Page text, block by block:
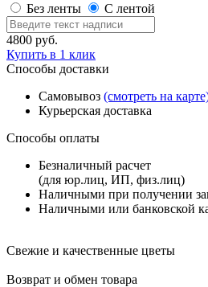
Без ленты
С лентой
4800 руб.
Купить в 1 клик
Способы доставки
Самовывоз (смотреть на
Курьерская доставка
Способы оплаты
Безналичный расчет
(для юр.лиц, ИП, физ.лиц)
Наличными при получении
Наличными или банковской
Свежие и качественные цветы
Возврат и обмен товара